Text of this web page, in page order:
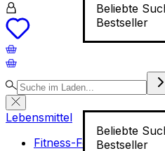
Beliebte
Bestseller
Beliebte
Bestseller
Lebensmittel
Fitness-Food